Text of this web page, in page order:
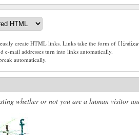
create HTML links. Links take the form of
e-mail addresses turn into links automatically.
automatically.
whether or not you are a human visitor